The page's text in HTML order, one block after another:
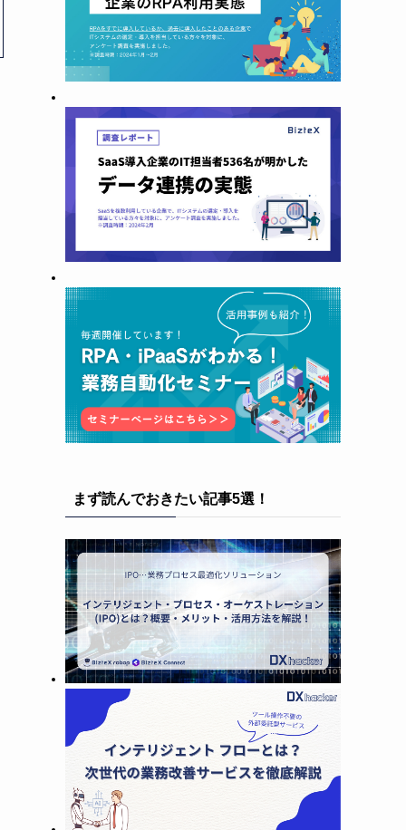
まず読んでおきたい記事5選！